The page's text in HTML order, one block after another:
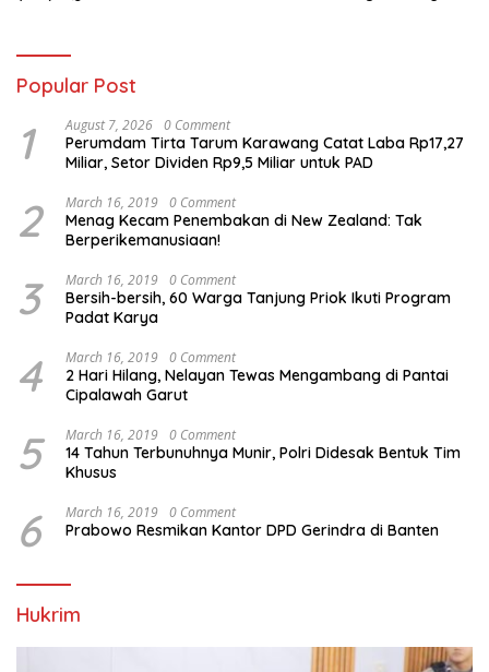
Popular Post
1 August 7, 2026 0 Comment
Perumdam Tirta Tarum Karawang Catat Laba Rp17,27
Miliar, Setor Dividen Rp9,5 Miliar untuk PAD
2 March 16, 2019 0 Comment
Menag Kecam Penembakan di New Zealand: Tak
Berperikemanusiaan!
3 March 16, 2019 0 Comment
Bersih-bersih, 60 Warga Tanjung Priok Ikuti Program
Padat Karya
4 March 16, 2019 0 Comment
2 Hari Hilang, Nelayan Tewas Mengambang di Pantai
Cipalawah Garut
5 March 16, 2019 0 Comment
14 Tahun Terbunuhnya Munir, Polri Didesak Bentuk Tim
Khusus
6 March 16, 2019 0 Comment
Prabowo Resmikan Kantor DPD Gerindra di Banten
Hukrim